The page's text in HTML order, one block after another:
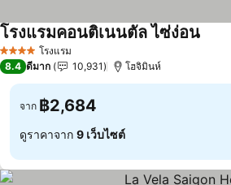
4 ดาว โรงแรม
โรงแรมคอนติเนนตัล ไซ่ง่อนดูราคา
8.4 ดีมาก 10,931 โฮจิมินห์
จาก ฿2,684
ดูราคาจาก 9 เว็บไซต์